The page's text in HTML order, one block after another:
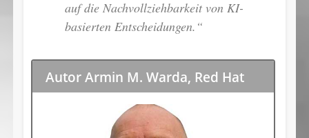
auf die Nachvollziehbarkeit von KI-
basierten Entscheidungen.“
Autor Armin M. Warda, Red Hat